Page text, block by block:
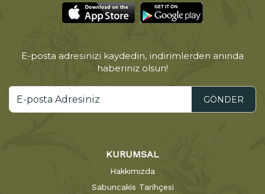
E-posta adresinizi kaydedin, indirimlerden anında
haberiniz olsun!
GÖNDER
KURUMSAL
Hakkımızda
Sabuncakis Tarihçesi